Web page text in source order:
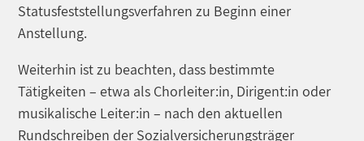
Statusfeststellungsverfahren zu Beginn einer
Anstellung.
Weiterhin ist zu beachten, dass bestimmte
Tätigkeiten – etwa als Chorleiter:in, Dirigent:in oder
musikalische Leiter:in – nach den aktuellen
Rundschreiben der Sozialversicherungsträger